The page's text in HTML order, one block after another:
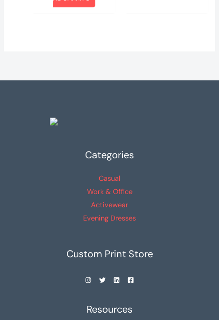
Categories
Casual
Work & Office
Activewear
Evening Dresses
Custom Print Store
Resources